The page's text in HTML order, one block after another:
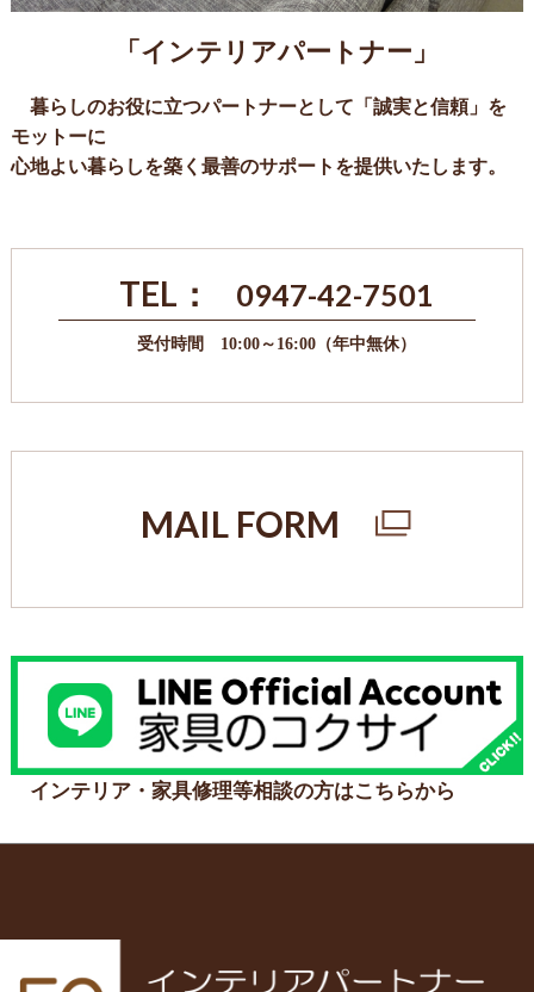
「インテリアパートナー」
暮らしのお役に立つパートナーとして「誠実と信頼」を
モットーに
心地よい暮らしを築く最善のサポートを提供いたします。
TEL： 0947-42-7501
受付時間 10:00～16:00（年中無休）
MAIL FORM
インテリア・家具修理等相談の方はこちらから